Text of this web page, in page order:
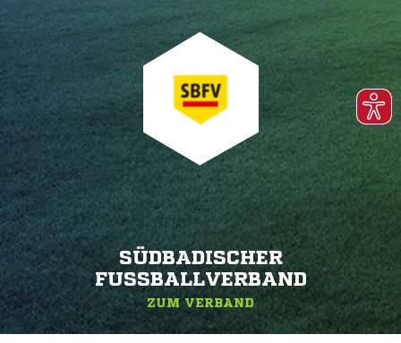
SÜDBADISCHER
FUSSBALLVERBAND
ZUM VERBAND